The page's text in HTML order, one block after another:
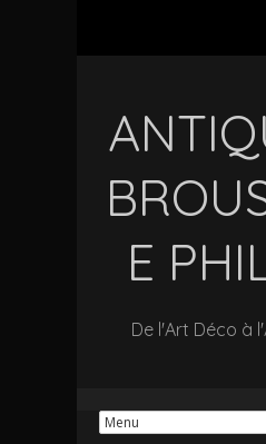
E
De l'Art Déco à